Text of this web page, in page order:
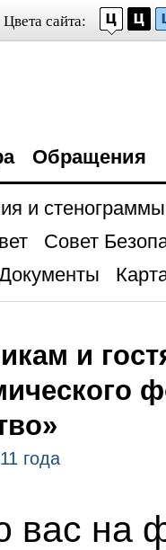
Цвета сайта:
Обращения
и стенограммы
Совет
и
года
вас